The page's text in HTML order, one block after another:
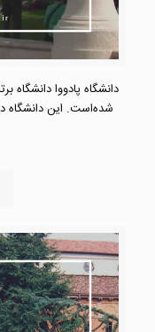
دانشگاه پادووا دانشگاه